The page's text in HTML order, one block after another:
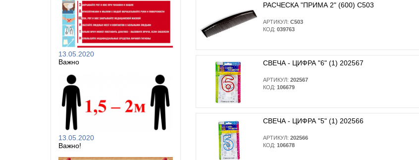
13.05.2020
Важно
13.05.2020
Важно!
РАСЧЕСКА "ПРИМА 2" (600) С503
АРТИКУЛ: С503
КОД: 039763
СВЕЧА - ЦИФРА "6" (1) 202567
АРТИКУЛ: 202567
КОД: 106679
СВЕЧА - ЦИФРА "5" (1) 202566
АРТИКУЛ: 202566
КОД: 106678